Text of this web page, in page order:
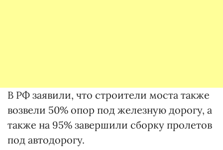
В РФ заявили, что строители моста также
возвели 50% опор под железную дорогу, а
также на 95% завершили сборку пролетов
под автодорогу.